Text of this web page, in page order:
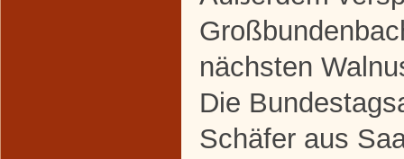
nächsten
Die
Schäfer aus